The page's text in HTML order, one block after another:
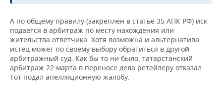
А по общему правилу (закреплен в статье 35 АПК РФ) иск
подается в арбитраж по месту нахождения или
жительства ответчика. Хотя возможна и альтернатива:
истец может по своему выбору обратиться в другой
арбитражный суд. Как бы то ни было, татарстанский
арбитраж 22 марта в переносе дела ретейлеру отказал.
Тот подал апелляционную жалобу.